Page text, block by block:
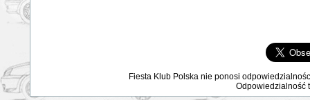
Fiesta Klub Polska nie ponosi
Odpowiedzialność